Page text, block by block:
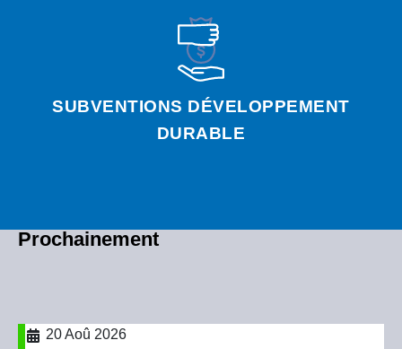
SUBVENTIONS DÉVELOPPEMENT
DURABLE
Prochainement
20 Aoû 2026